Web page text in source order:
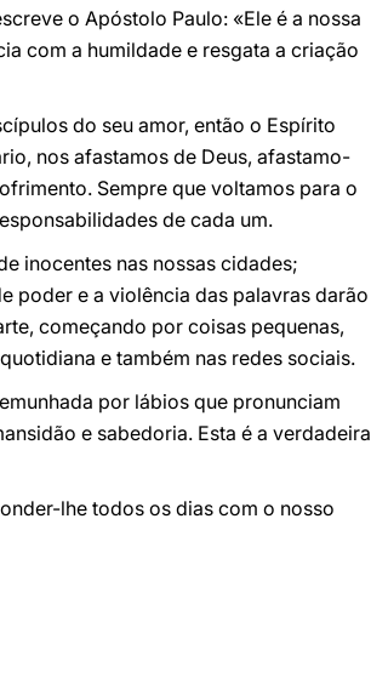
o Apóstolo Paulo: «Ele é a nossa
com a humildade e resgata a criação
do seu amor, então o Espírito
nos afastamos de Deus, afastamo-
Sempre que voltamos para o
de cada um.
inocentes nas nossas cidades;
poder e a violência das palavras darão
começando por coisas pequenas,
e também nas redes sociais.
por lábios que pronunciam
e sabedoria. Esta é a verdadeira
lhe todos os dias com o nosso